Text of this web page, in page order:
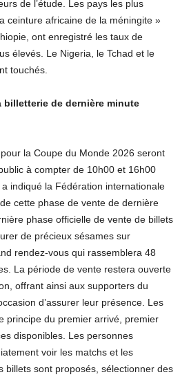
de l’étude. Les pays les plus
ceinture africaine de la méningite »
ont enregistré les taux de
élevés. Le Nigeria, le Tchad et le
touchés.
billetterie de dernière minute
la Coupe du Monde 2026 seront
à compter de 10h00 et 16h00
indiqué la Fédération internationale
cette phase de vente de dernière
phase officielle de vente de billets
de précieux sésames sur
rendez-vous qui rassemblera 48
La période de vente restera ouverte
offrant ainsi aux supporters du
d’assurer leur présence. Les
principe du premier arrivé, premier
disponibles. Les personnes
voir les matchs et les
billets sont proposés, sélectionner des